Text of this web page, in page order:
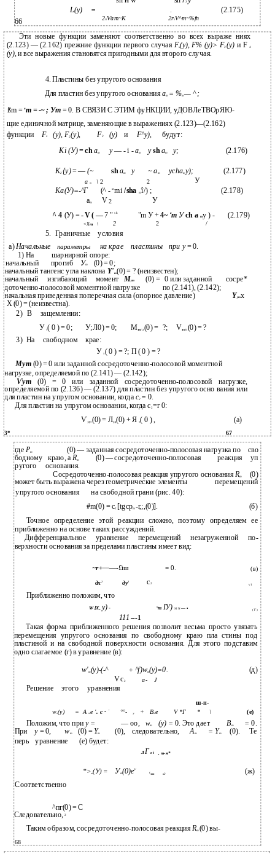
L(y) =
3
(2.175)
66
2ГіѴат~К 2r3V^m~%fn
Эти новые функции заменяют соответственно во всех выраже­ ниях
(2.123) — (2.162) прежние функции первого случая Fx(y), F% (у)> F3(у) и F 4
(у),и все выражения становятся пригодными для второго случая.
4. Пластины без упругого основания
Для пластин без упругого основанияат = %т— ^ ;
ßm =ат =-~; Ут = 0. В СВЯЗИ С ЭТИМ фуНКЦИИ, уДОВЛеТВОрЯЮ-
щие единичной матрице, заменяющие в выражениях (2.123)—(2.162)
функции Fx (у), F2(у), F3 (у) и F^y),
будут:
Кі (У)= chат у— - і -ат уshат у; (2.176)
К2 {у)= — (~ sh ат у ~ а т ychamy); (2.177)
ат \ 2 2
У
Ка(У)=-^Г
(^ - œmi /sha mî/) ;
(2.178)
am V 2 У
^ 4 (У) =- V ( —7 "s h "m У +4~ ат Уch a mу ) - (2.179)
<Хт \ 2 2 /
5. Граничные
условия
а)Начальные параметры на крае пластины при у= 0.
1) На
шарнирной опоре:
начальный
прогиб Ут
(0) = 0;
начальный тангенс угла наклона Y' m(0) = ? (неизвестен);
начальный
изгибающий момент Мут (0) = 0 или заданной
сосре*
доточенно-полосовой моментной нагрузке
по (2.141), (2.142);
начальная приведенная поперечная сила (опорное давление)
Yymх
X (0) = (неизвестна).
2) В
защемлении:
У
т( 0 ) = 0; У;Л0) = 0; М„г а (0) = ?; V„m (0) = ?
3) На свободном
крае:
У ( 0 ) = ?; П ( 0 ) = ?
Мут (0) = 0 или заданной сосредоточенно-полосовой моментной
нагрузке, определяемой по (2.141) — (2.142);
Ѵут (0) = 0 или заданной сосредоточенно-полосовой нагрузке,
определяемой по (2.136) — (2.137) для пластин без упругого осно­ вания или
для пластин на упругом основании, когдас2 =0.
Для пластин на упругом основании, когда с 2=г 0:
Ѵ„ т(0) = Л„(0) + Я т( 0 ) , (а)
3* 67
где Рт (0) — заданная сосредоточенно-полосовая нагрузка по
сво­
бодному
краю, aRm (0) — сосредоточенно-полосовая реакция
уп­
ругого
основания.
Сосредоточенно-полосовая реакция упругого основанияRm (0)
может быть выражена через геометрические элементы перемещений
упругого основания
на свободной грани (рис. 40):
#m(0) = c2 [tgcpm-r,;,(0)].
(б)
Точное определение этой реакции сложно, поэтому определяем ее
приближенно на основе таких рассуждений.
Дифференциальное уравнение перемещений незагруженной по­
верхности основания за пределами пластины имеет вид:
~r+——-£іш = 0. (в)
дх 2 ду2 с 2 ѵ 1
Приближенно положим, что
W [Х, у)=
Wm ІУ) S I N — • ( Г )
111 ---1
Такая форма приближенного решения позволит весьма просто увязать
перемещения упругого основания по свободному краю пла­ стины под
пластиной и на свободной поверхности основания. Для этого подставим
одно слагаемое (г) в уравнение (в):
w'm(y)-(-^ + ^f)wm(y)=0.
(д)
V с 2 a- J
Решение этого уравнения
A me v. c -+
ш-п-
wn(y) = °°- У + Вте V *Г * \ (e)
Положим, что приy = — оо, wm (y) = 0. Это дает B m =0.
При у = 0, w m (0) =Ym (0), следовательно, Ат = Ym (0).
Те­
перь
уравнение (е) будет:
ЛГci , т-я*
*>т(У) = Ут(0)еУ
с= а2
(ж)
Соответственно
^пг(0) = С
Следовательно,2
Таким образом, сосредоточенно-полосовая реакцияRm (0) вы-
68